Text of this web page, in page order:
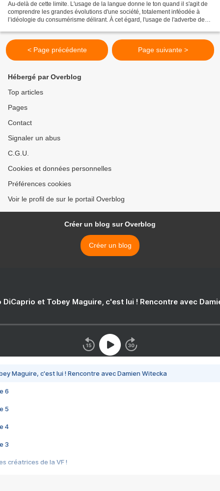
Au-delà de cette limite. L'usage de la langue donne le ton quand il s'agit de
comprendre les grandes évolutions d'une société, totalement inféodée à
l’idéologie du consumérisme délirant. À cet égard, l'usage de l'adverbe de
< Page précédente Page suivante >
Hébergé par Overblog
Top articles
Pages
Contact
Signaler un abus
C.G.U.
Cookies et données personnelles
Préférences cookies
Voir le profil de sur le portail Overblog
Créer un blog sur Overblog
Créer un blog
DiCaprio et Tobey Maguire, c'est lui ! Rencontre avec
Maguire, c'est lui ! Rencontre avec Damien Witecka
6
5
4
3
créatrices de la VF !